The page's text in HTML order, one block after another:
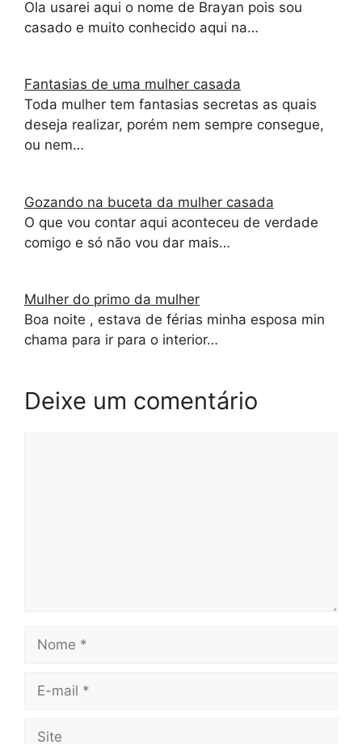
Ola usarei aqui o nome de Brayan pois sou
casado e muito conhecido aqui na…
Fantasias de uma mulher casada
Toda mulher tem fantasias secretas as quais
deseja realizar, porém nem sempre consegue,
ou nem…
Gozando na buceta da mulher casada
O que vou contar aqui aconteceu de verdade
comigo e só não vou dar mais…
Mulher do primo da mulher
Boa noite , estava de férias minha esposa min
chama para ir para o interior…
Deixe um comentário
mail